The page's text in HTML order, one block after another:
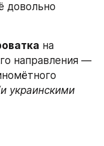
довольно
на
направления —